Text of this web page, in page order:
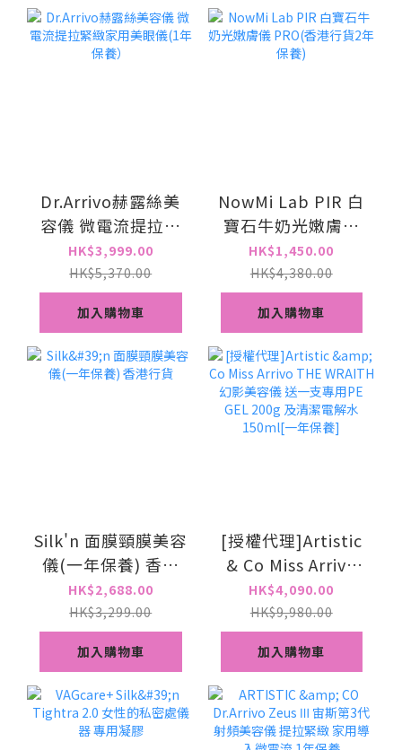
Dr.Arrivo赫露絲美
容儀 微電流提拉緊
緻家用美眼儀(1年
保養）
HK$3,999.00
HK$5,370.00
加入購物車
NowMi Lab PIR 白
寶石牛奶光嫩膚儀
PRO(香港行貨2年
保養)
HK$1,450.00
HK$4,380.00
加入購物車
Silk'n 面膜頸膜美容
儀(一年保養) 香港
行貨
HK$2,688.00
HK$3,299.00
加入購物車
[授權代理]Artistic
& Co Miss Arrivo
THE WRAITH 幻影
美容儀 送一支專用
PE GEL 200g 及清
潔電解水150ml[一
年保養]
HK$4,090.00
HK$9,980.00
加入購物車